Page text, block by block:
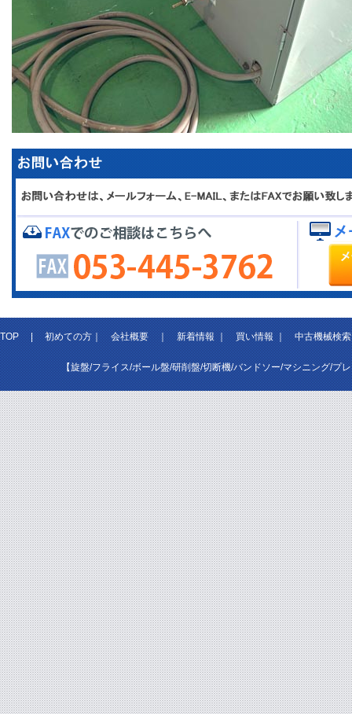
TOP|初めての方｜会社概要｜新着情報｜買い情報｜中古機械検索
【旋盤/フライス/ボール盤/研削盤/切断機/バンドソー/マシニング/プ